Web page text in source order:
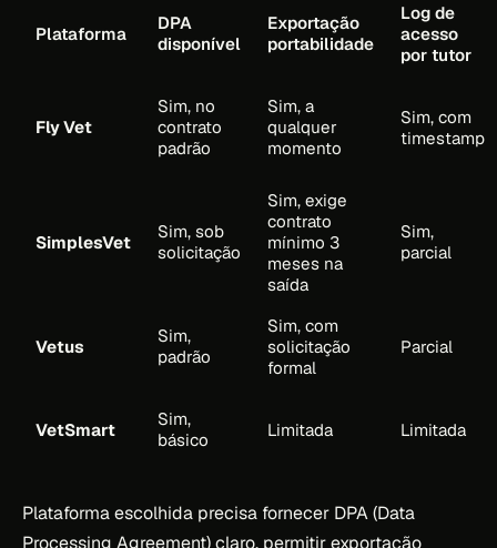
Plataforma
DPA
disponível
Exportação
portabilidade
Log de
acesso
por tutor
Fly Vet
Sim, no
contrato
padrão
Sim, a
qualquer
momento
Sim, com
timestamp
SimplesVet
Sim, sob
solicitação
Sim, exige
contrato
mínimo 3
meses na
saída
Sim,
parcial
Vetus
Sim,
padrão
Sim, com
solicitação
formal
Parcial
VetSmart
Sim,
básico
Limitada Limitada
Plataforma escolhida precisa fornecer DPA (Data
Processing Agreement) claro, permitir exportação